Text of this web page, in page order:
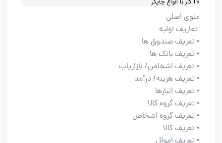
منوی اصلی
تعاریف اولیه
• تعریف صندوق ها
• تعریف بانک ها
• تعریف اشخاص/ بازاریاب
• تعریف هزینه/ درآمد
• تعریف انبارها
• تعریف گروه کالا
• تعریف گروه اشخاص
• تعریف کالا